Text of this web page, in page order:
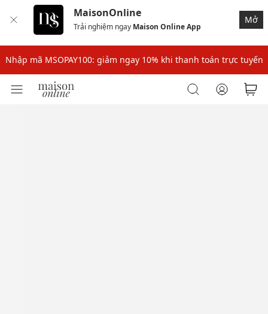
MaisonOnline
Trải nghiệm ngay Maison Online App
Mở
Nhập mã: MSOXINCHAO - Giảm 10% đơn đầu cho thành viên mới!
Nhập mã MSOPAY100: giảm ngay 10% khi thanh toán trực tuyến
Nhập mã: MSOXINCHAO - Giảm 10% đơn đầu cho thành viên mới!